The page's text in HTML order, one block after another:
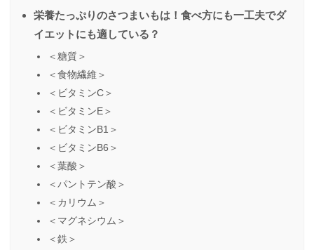
栄養たっぷりのさつまいもは！食べ方にも一工夫でダ
イエットにも適している？
＜糖質＞
＜食物繊維＞
＜ビタミンC＞
＜ビタミンE＞
＜ビタミンB1＞
＜ビタミンB6＞
＜葉酸＞
＜パントテン酸＞
＜カリウム＞
＜マグネシウム＞
＜鉄＞